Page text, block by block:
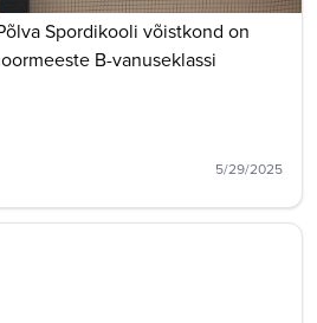
Spordikooli võistkond on
B-vanuseklassi
5/29/2025